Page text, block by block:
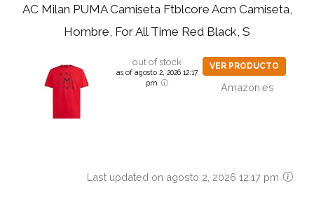
AC Milan PUMA Camiseta Ftblcore Acm Camiseta,
Hombre, For All Time Red Black, S
out of stock
as of agosto 2, 2026 12:17
pm
VER PRODUCTO
Amazon.es
Last updated on agosto 2, 2026 12:17 pm